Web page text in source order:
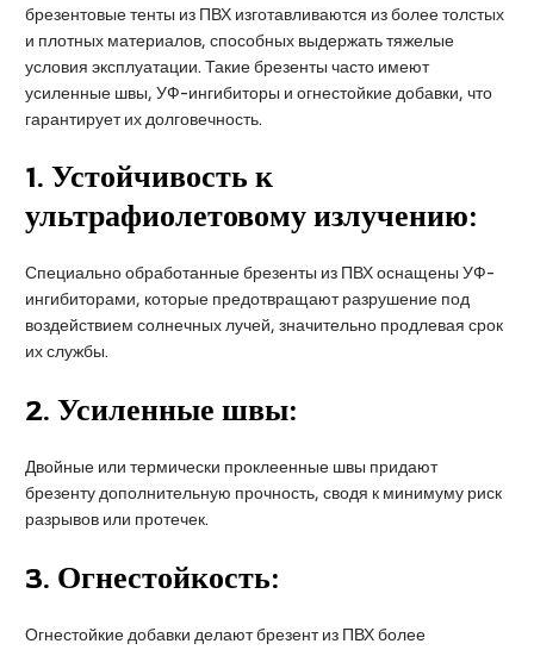
брезентовые тенты из ПВХ изготавливаются из более толстых
и плотных материалов, способных выдержать тяжелые
условия эксплуатации. Такие брезенты часто имеют
усиленные швы, УФ-ингибиторы и огнестойкие добавки, что
гарантирует их долговечность.
1.Устойчивость к
ультрафиолетовому излучению:
Специально обработанные брезенты из ПВХ оснащены УФ-
ингибиторами, которые предотвращают разрушение под
воздействием солнечных лучей, значительно продлевая срок
их службы.
2.Усиленные швы:
Двойные или термически проклеенные швы придают
брезенту дополнительную прочность, сводя к минимуму риск
разрывов или протечек.
3. Огнестойкость:
Огнестойкие добавки делают брезент из ПВХ более